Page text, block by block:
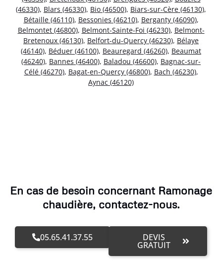
(46330), Blars (46330), Bio (46500), Biars-sur-Cère (46130),
Bétaille (46110), Bessonies (46210), Berganty (46090),
Belmontet (46800), Belmont-Sainte-Foi (46230), Belmont-
Bretenoux (46130), Belfort-du-Quercy (46230), Bélaye
(46140), Béduer (46100), Beauregard (46260), Beaumat
(46240), Bannes (46400), Baladou (46600), Bagnac-sur-
Célé (46270), Bagat-en-Quercy (46800), Bach (46230),
Aynac (46120)
En cas de besoin concernant Ramonage
chaudière, contactez-nous.
05.65.41.37.55 DEVIS
GRATUIT